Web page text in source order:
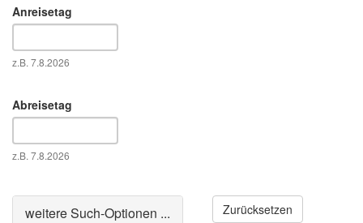
Anreisetag
Datum
z.B. 7.8.2026
Abreisetag
Datum
z.B. 7.8.2026
Ausblenden
weitere Such-Optionen ... Zurücksetzen